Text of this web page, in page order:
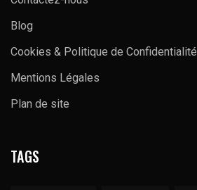
Blog
Cookies & Politique de Confidentialité
Mentions Légales
Plan de site
TAGS